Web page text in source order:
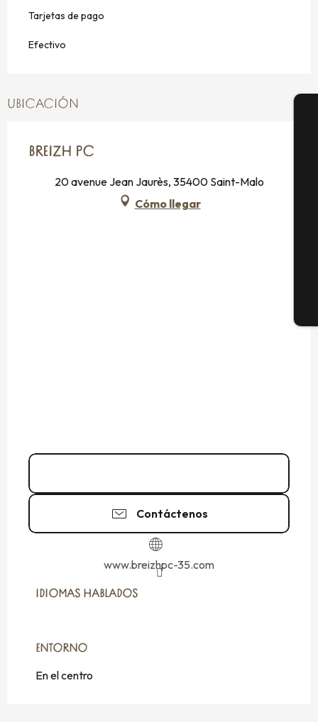
Tarjetas de pago
Efectivo
UBICACIÓN
BREIZH PC
20 avenue Jean Jaurès, 35400 Saint-Malo
Cómo llegar
Contáctenos
www.breizhpc-35.com
IDIOMAS HABLADOS
IDIOMAS HABLADOS
ENTORNO
ENTORNO
En el centro